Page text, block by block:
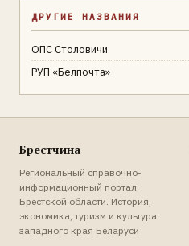
ДРУГИЕ НАЗВАНИЯ
ОПС Столовичи
РУП «Белпочта»
Брестчина
Региональный справочно-
информационный портал
Брестской области. История,
экономика, туризм и культура
западного края Беларуси